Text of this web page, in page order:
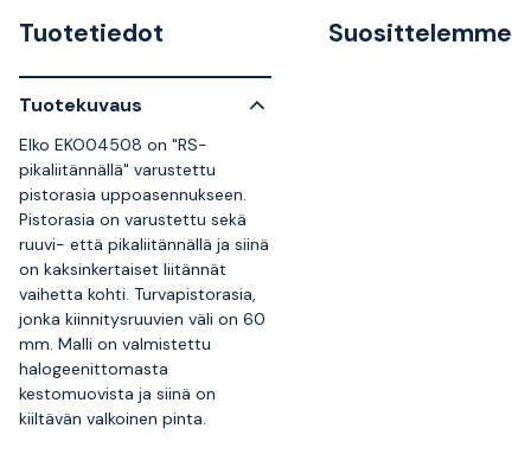
Tuotetiedot
Tuotekuvaus
Elko EKO04508 on "RS-
pikaliitännällä" varustettu
pistorasia uppoasennukseen.
Pistorasia on varustettu sekä
ruuvi- että pikaliitännällä ja siinä
on kaksinkertaiset liitännät
vaihetta kohti. Turvapistorasia,
jonka kiinnitysruuvien väli on 60
mm. Malli on valmistettu
halogeenittomasta
kestomuovista ja siinä on
kiiltävän valkoinen pinta.
Suosittelemme